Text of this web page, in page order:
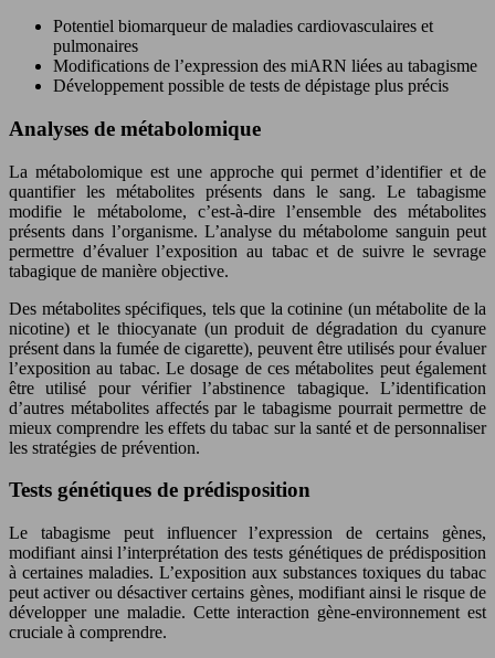
Potentiel biomarqueur de maladies cardiovasculaires et
pulmonaires
Modifications de l’expression des miARN liées au tabagisme
Développement possible de tests de dépistage plus précis
Analyses de métabolomique
La métabolomique est une approche qui permet d’identifier et de
quantifier les métabolites présents dans le sang. Le tabagisme
modifie le métabolome, c’est-à-dire l’ensemble des métabolites
présents dans l’organisme. L’analyse du métabolome sanguin peut
permettre d’évaluer l’exposition au tabac et de suivre le sevrage
tabagique de manière objective.
Des métabolites spécifiques, tels que la cotinine (un métabolite de la
nicotine) et le thiocyanate (un produit de dégradation du cyanure
présent dans la fumée de cigarette), peuvent être utilisés pour évaluer
l’exposition au tabac. Le dosage de ces métabolites peut également
être utilisé pour vérifier l’abstinence tabagique. L’identification
d’autres métabolites affectés par le tabagisme pourrait permettre de
mieux comprendre les effets du tabac sur la santé et de personnaliser
les stratégies de prévention.
Tests génétiques de prédisposition
Le tabagisme peut influencer l’expression de certains gènes,
modifiant ainsi l’interprétation des tests génétiques de prédisposition
à certaines maladies. L’exposition aux substances toxiques du tabac
peut activer ou désactiver certains gènes, modifiant ainsi le risque de
développer une maladie. Cette interaction gène-environnement est
cruciale à comprendre.